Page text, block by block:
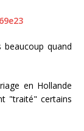
quand
en Hollande
"traité" certains